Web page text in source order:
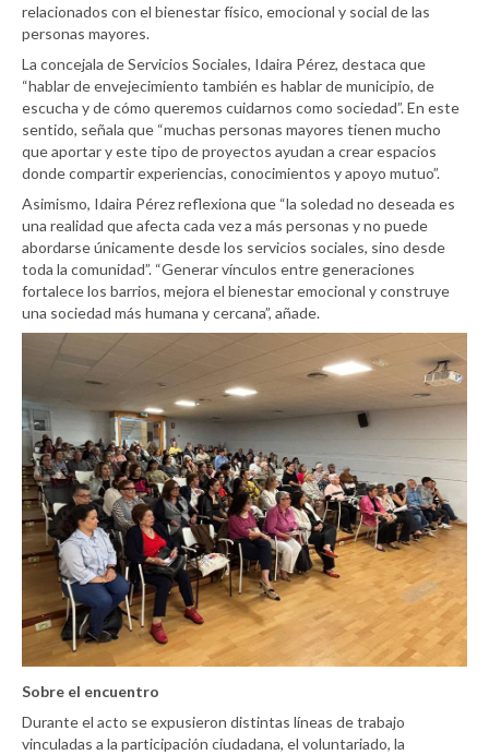
relacionados con el bienestar físico, emocional y social de las
personas mayores.
La concejala de Servicios Sociales, Idaira Pérez, destaca que
“hablar de envejecimiento también es hablar de municipio, de
escucha y de cómo queremos cuidarnos como sociedad”. En este
sentido, señala que “muchas personas mayores tienen mucho
que aportar y este tipo de proyectos ayudan a crear espacios
donde compartir experiencias, conocimientos y apoyo mutuo”.
Asimismo, Idaira Pérez reflexiona que “la soledad no deseada es
una realidad que afecta cada vez a más personas y no puede
abordarse únicamente desde los servicios sociales, sino desde
toda la comunidad”. “Generar vínculos entre generaciones
fortalece los barrios, mejora el bienestar emocional y construye
una sociedad más humana y cercana”, añade.
Sobre el encuentro
Durante el acto se expusieron distintas líneas de trabajo
vinculadas a la participación ciudadana, el voluntariado, la